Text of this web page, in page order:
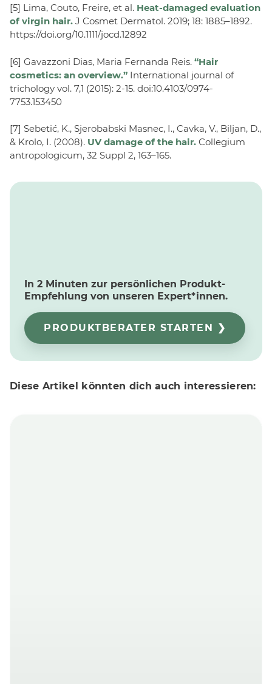
[5] Lima, Couto, Freire, et al. Heat-damaged evaluation
of virgin hair. J Cosmet Dermatol. 2019; 18: 1885–1892.
https://doi.org/10.1111/jocd.12892
[6] Gavazzoni Dias, Maria Fernanda Reis. “Hair
cosmetics: an overview.” International journal of
trichology vol. 7,1 (2015): 2-15. doi:10.4103/0974-
7753.153450
[7] Sebetić, K., Sjerobabski Masnec, I., Cavka, V., Biljan, D.,
& Krolo, I. (2008). UV damage of the hair. Collegium
antropologicum, 32 Suppl 2, 163–165.
In 2 Minuten zur persönlichen Produkt-
Empfehlung von unseren Expert*innen.
PRODUKTBERATER STARTEN ❯
Diese Artikel könnten dich auch interessieren: